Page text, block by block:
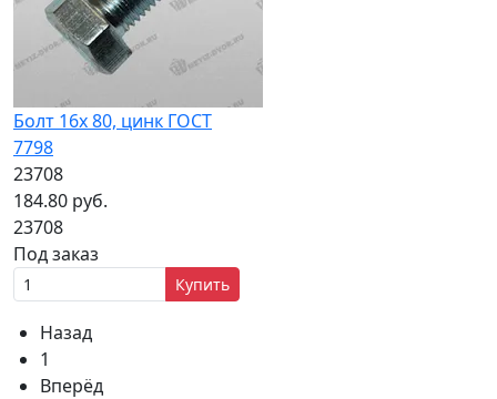
Болт 16х 80, цинк ГОСТ
7798
23708
184.80 руб.
23708
Под заказ
Купить
Назад
1
Вперёд